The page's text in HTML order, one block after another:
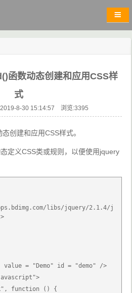
函数动态创建和应用CSS样
式
8-30 15:14:57 浏览:3395
创建和应用CSS样式。
定义CSS类或规则，以便使用jquery
libs/jquery/2.1.4/j
= "Demo" id = "demo" />
function () {